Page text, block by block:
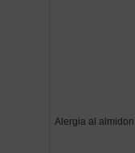
Alergia al